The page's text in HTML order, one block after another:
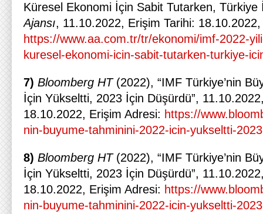
Küresel Ekonomi İçin Sabit Tutarken,
Ajansı, 11.10.2022, Erişim Tarihi:
https://www.aa.com.tr/tr/ekonomi/imf-2022-
kuresel-ekonomi-icin-sabit-tutarken-turkiye-
7) Bloomberg HT (2022), “IMF Türkiye’nin
İçin Yükseltti, 2023 İçin Düşürdü”,
18.10.2022, Erişim Adresi: https://
nin-buyume-tahminini-2022-icin-yukseltti-
8) Bloomberg HT (2022), “IMF Türkiye’nin
İçin Yükseltti, 2023 İçin Düşürdü”,
18.10.2022, Erişim Adresi: https://
nin-buyume-tahminini-2022-icin-yukseltti-